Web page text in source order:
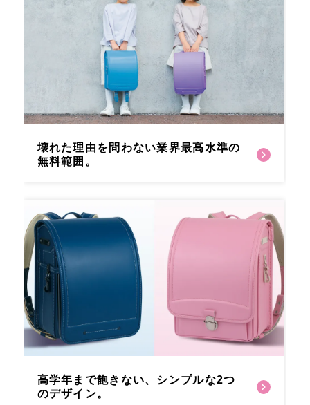
壊れた理由を問わない業界最高水準の
無料範囲。
高学年まで飽きない、 シンプルな2つ
のデザイン。